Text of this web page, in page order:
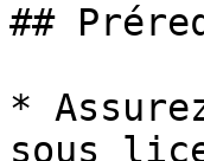
##
*
sous